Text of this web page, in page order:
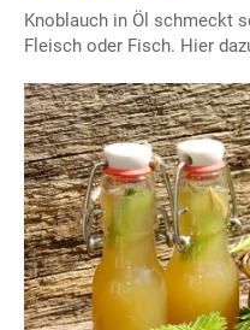
Knoblauch in Öl schmeckt
Fleisch oder Fisch. Hier